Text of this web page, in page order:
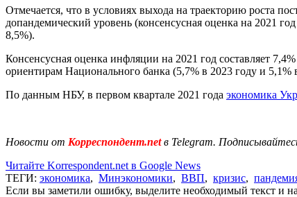
Отмечается, что в условиях выхода на траекторию роста
допандемический уровень (консенсусная оценка на 2021
8,5%).
Консенсусная оценка инфляции на 2021 год составляет
ориентирам Национального банка (5,7% в 2023 году и 5,1%
По данным НБУ, в первом квартале 2021 года экономика
Новости от Корреспондент.netв Telegram.
Читайте Korrespondent.net в Google News
ТЕГИ: экономика, Минэкономики, ВВП, кризис,
Если вы заметили ошибку, выделите необходимый текст и